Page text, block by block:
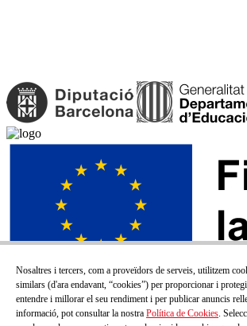
Nosaltres i tercers, com a proveïdors de serveis, utilitzem
similars (d'ara endavant, “cookies”) per proporcionar i
entendre i millorar el seu rendiment i per publicar anuncis
informació, pot consultar la nostra Política de Cookies.